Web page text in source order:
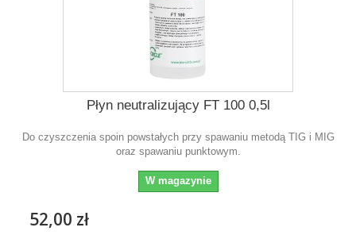
Płyn neutralizujący FT 100 0,5l
Do czyszczenia spoin powstałych przy spawaniu metodą TIG i MIG
oraz spawaniu punktowym.
W magazynie
52,00 zł